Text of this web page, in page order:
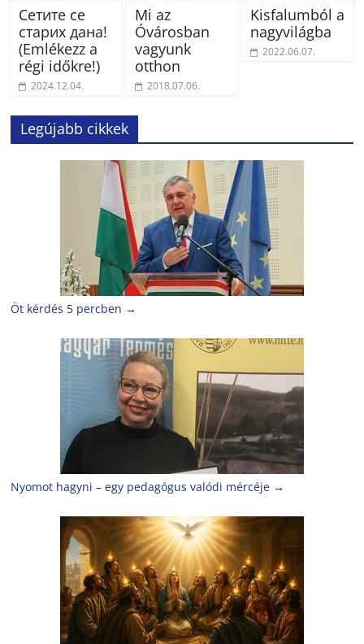
Сетите се
старих дана!
(Emlékezz a
régi időkre!)
2024.12.04.
Mi az
Óvárosban
vagyunk
otthon
2018.07.06.
Kisfalumból a
nagyvilágba
2022.06.07.
Legújabb cikkek
Öt kérdés 5 percben →
Nyomot hagyni – egy pedagógus valódi mércéje →